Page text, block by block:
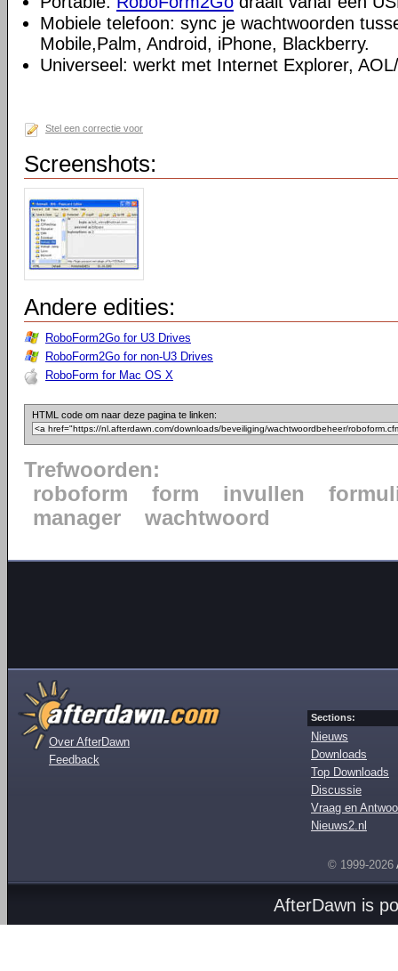
Mobiele telefoon: sync je wachtwoorden
Mobile,Palm, Android, iPhone, Blackberry.
Universeel: werkt met Internet Explorer,
Stel een correctie voor
Screenshots:
Andere edities:
RoboForm2Go for U3 Drives
RoboForm2Go for non-U3 Drives
RoboForm for Mac OS X
HTML code om naar deze pagina te linken:
Trefwoorden:
roboform
form invullen
manager
wachtwoord
Over AfterDawn
Feedback
Sections:
Nieuws
Downloads
Top Downloads
Discussie
Vraag en
Nieuws2.nl
© 1999-2026
AfterDawn is